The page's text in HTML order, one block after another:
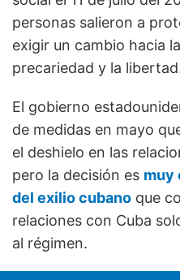
personas salieron a
exigir un cambio hacia
precariedad y la
El gobierno
de medidas en mayo
el deshielo en las
pero la decisión es muy
del exilio cubano que
relaciones con Cuba
al régimen.